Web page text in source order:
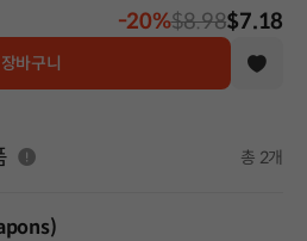
-20%$8.98$7.18
장바구니
총 2개